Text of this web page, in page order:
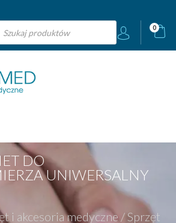
0
DO
UNIWERSALNY
i akcesoria medyczne /Sprzęt